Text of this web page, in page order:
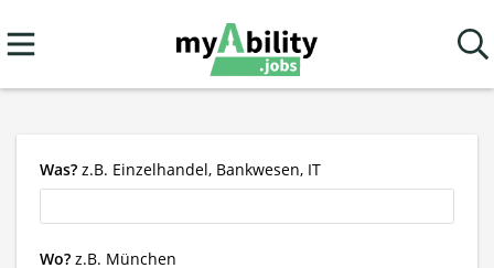
Was? z.B. Einzelhandel, Bankwesen, IT
Wo? z.B. München